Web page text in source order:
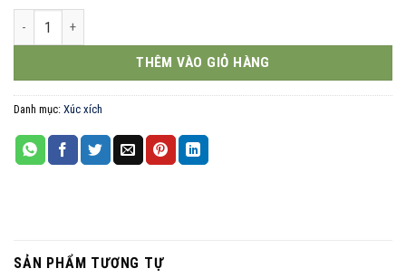
Xúc xích xiên que cay Huiteng 65g số lượng
THÊM VÀO GIỎ HÀNG
Danh mục: Xúc xích
SẢN PHẨM TƯƠNG TỰ